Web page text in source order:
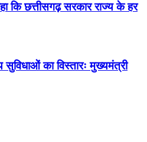
कि छत्तीसगढ़ सरकार राज्य के हर
का विस्तारः मुख्यमंत्री